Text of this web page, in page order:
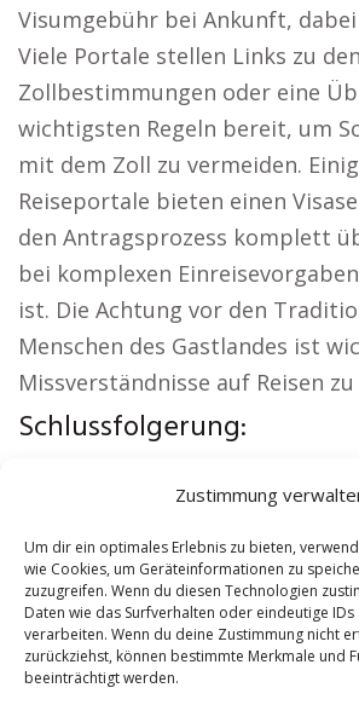
Zustimmung
Um dir ein optimales Erlebnis zu bieten,
wie Cookies, um Geräteinformationen zu
zuzugreifen. Wenn du diesen Technologien
Daten wie das Surfverhalten oder eindeutige
verarbeiten. Wenn du deine Zustimmung nicht
zurückziehst, können bestimmte Merkmale und
beeinträchtigt werden.
Visumgebühr bei Ankunft,
Viele Portale stellen Links zu den
Zollbestimmungen oder eine
wichtigsten Regeln bereit, um
mit dem Zoll zu vermeiden.
Reiseportale bieten einen
den Antragsprozess komplett
bei komplexen
ist. Die Achtung vor den
Menschen des Gastlandes ist
Missverständnisse auf Reisen
Schlussfolgerung:
Wohnung mieten Coesfeld|
Reisebüro Coesfeld|
Hauskauf Coesfeld
Contents [show]